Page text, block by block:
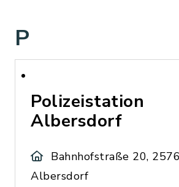
P
Polizeistation
Albersdorf
Bahnhofstraße 20,
Albersdorf